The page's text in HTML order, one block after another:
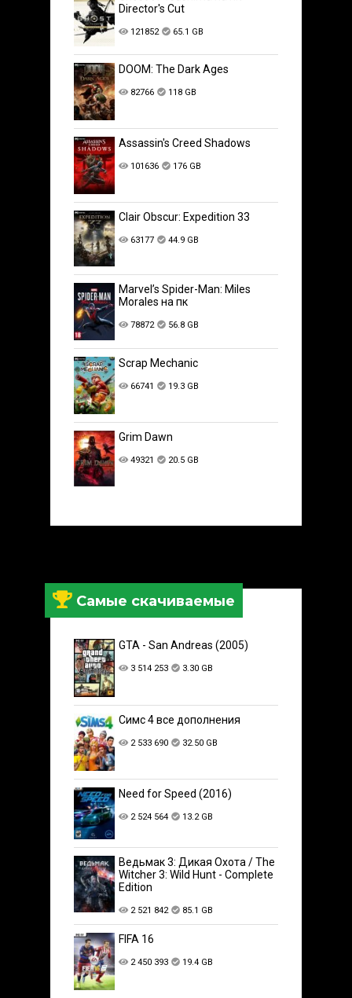
Director's Cut
121852 65.1 GB
DOOM: The Dark Ages
82766 118 GB
Assassin's Creed Shadows
101636 176 GB
Clair Obscur: Expedition 33
63177 44.9 GB
Marvel’s Spider-Man: Miles
Morales на пк
78872 56.8 GB
Scrap Mechanic
66741 19.3 GB
Grim Dawn
49321 20.5 GB
Самые скачиваемые
GTA - San Andreas (2005)
3 514 253 3.30 GB
Симс 4 все дополнения
2 533 690 32.50 GB
Need for Speed (2016)
2 524 564 13.2 GB
Ведьмак 3: Дикая Охота / The
Witcher 3: Wild Hunt - Complete
Edition
2 521 842 85.1 GB
FIFA 16
2 450 393 19.4 GB